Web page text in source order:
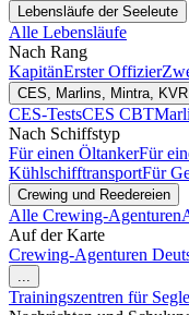
Lebensläufe der Seeleute
Alle Lebensläufe
Nach Rang
KapitänErster Offizier
CES, Marlins, Mintra, KVR
CES-TestsCES CBT
Nach Schiffstyp
Für einen ÖltankerFür
KühlschifftransportFür
Crewing und Reedereien
Alle Crewing-Agenturen
Auf der Karte
Crewing-Agenturen
...
Trainingszentren für